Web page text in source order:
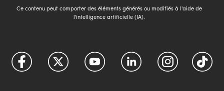
Ce contenu peut comporter des éléments générés ou modifiés à l'aide de
l'intelligence artificielle (IA).